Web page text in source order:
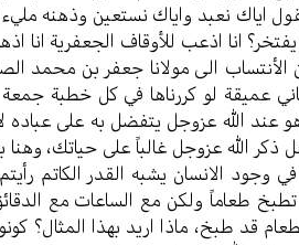
اياك نعبد واياك نستعين وذهنه
انا اذعب للأوقاف الجعفرية انا
الى مولانا جعفر بن محمد
عميقة لو كررناها في كل خطبة
عند الله عزوجل يتفضل به على عباده
الله عزوجل غالباً على حياتك، وهنا
الانسان يشبه القدر الكاتم رأيتم
طعاماً ولكن مع الساعات مع
قد طبخ، ماذا اريد بهذا المثال؟